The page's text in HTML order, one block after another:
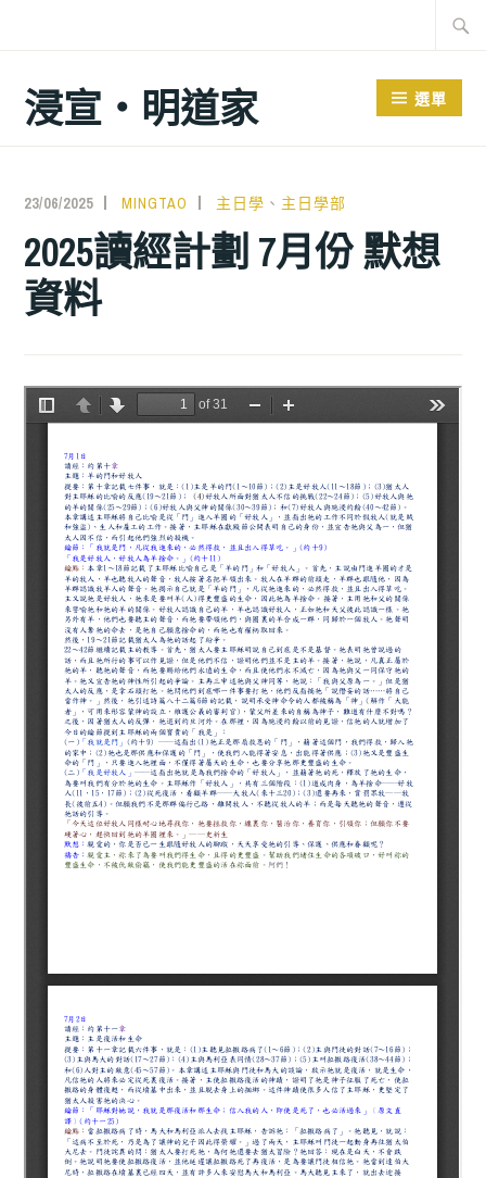
關
鍵
浸宣‧明道家 選單
23/06/2025 MINGTAO 主日學 、 主日學部
2025讀經計劃 7月份 默想
資料